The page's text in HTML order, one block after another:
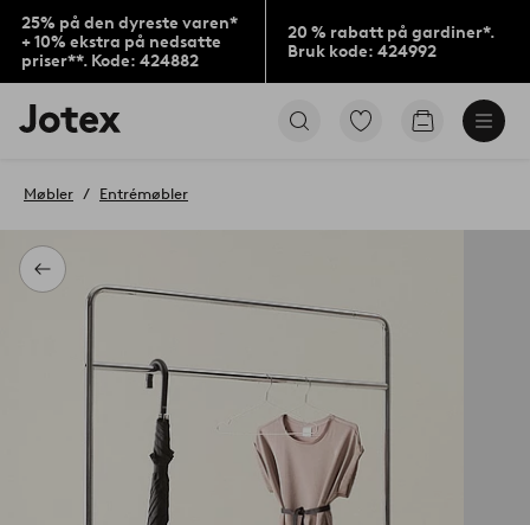
25% på den dyreste varen*
+ 10% ekstra på nedsatte
priser**. Kode: 424882
20 % rabatt på gardiner*.
Bruk kode: 424992
Jotex’
logo
til
Gå
Gå
Tilbake
Møbler Entrémøbler